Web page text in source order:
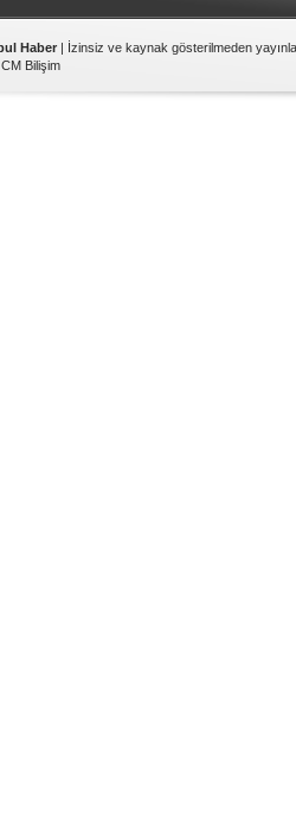
Haber | İzinsiz ve kaynak gösterilmeden
CM Bilişim